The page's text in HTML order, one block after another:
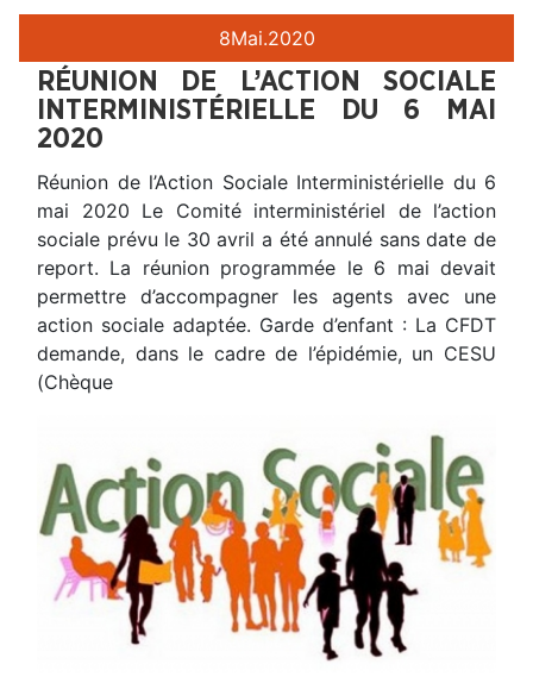
8Mai.2020
RÉUNION DE L’ACTION SOCIALE
INTERMINISTÉRIELLE DU 6 MAI
2020
Réunion de l’Action Sociale Interministérielle du 6
mai 2020 Le Comité interministériel de l’action
sociale prévu le 30 avril a été annulé sans date de
report. La réunion programmée le 6 mai devait
permettre d’accompagner les agents avec une
action sociale adaptée. Garde d’enfant : La CFDT
demande, dans le cadre de l’épidémie, un CESU
(Chèque